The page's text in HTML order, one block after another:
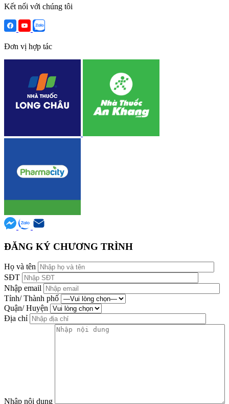
Kết nối với chúng tôi
Đơn vị hợp tác
ĐĂNG KÝ CHƯƠNG TRÌNH
Họ và tên
SĐT
Nhập email
Tỉnh/ Thành phố
Quận/ Huyện
Địa chỉ
Nhập nội dung